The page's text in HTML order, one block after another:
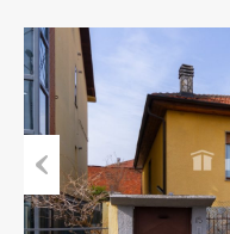
Prev
ious